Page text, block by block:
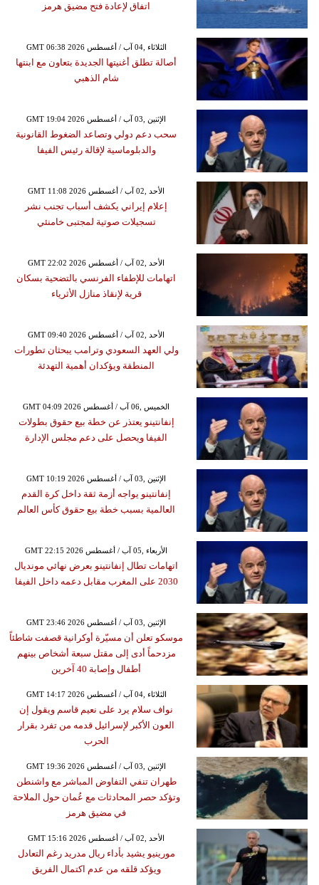
اتفاق لإعادة فتح مضيق هرمز
GMT 06:38 2026 الثلاثاء ,04 آب / أغسطس
أصالة تطلق أغنيتها الجديدة بتعاون مع ابنتها
شام الذهبي
GMT 19:04 2026 الإثنين ,03 آب / أغسطس
سحب دعم دولي وتصاعد الضغوط القانونية
والدبلوماسية لإقالة رئيس الفيفا
GMT 11:08 2026 الأحد ,02 آب / أغسطس
إعلام إيراني يكشف أسباب تجنب نشر
تسجيلات صوتية لمجتبى خامنئي
GMT 22:02 2026 الأحد ,02 آب / أغسطس
اتهامات للإطفاء الفرنسي بالتضحية بسكان
قرية لإنقاذ منازل الأثرياء
GMT 09:40 2026 الأحد ,02 آب / أغسطس
ولي العهد السعودي وترامب يبحثان تطورات
المنطقة ويؤكدان أهمية التهدئة
GMT 04:09 2026 الخميس ,06 آب / أغسطس
إنفانتينو يعتذر عن خطة بيع حقوق بطولات
الفيفا ويحصل على دعم مجلس الإدارة
GMT 10:19 2026 الإثنين ,03 آب / أغسطس
إنفانتينو يواجه أزمة ثقة داخل كرة القدم
العالمية بسبب خطة بيع حقوق كأس العالم
GMT 22:15 2026 الأربعاء ,05 آب / أغسطس
اتهامات تطال إنفانتينو بعرض نهائي مونديال
2030 على المغرب مقابل دعمه داخل الفيفا
GMT 23:46 2026 الإثنين ,03 آب / أغسطس
موسكو تعلن أن مسيّرة أوكرانية قصفت شاطئاً
مزدحماً أدى إلى مقتل سبعة أشخاص بينهم
أطفال وإصابة 40 آخرين
GMT 14:17 2026 الثلاثاء ,04 آب / أغسطس
نواف سلام يرد على نعيم قاسم ويقول إن
العون الأكبر لإسرائيل قدمه من تفرد بقرار
الحرب
GMT 19:36 2026 الإثنين ,03 آب / أغسطس
طهران تنفي التفاوض المباشر مع واشنطن
وتؤكد حصر المحادثات مع عُمان حول الملاحة
في مضيق هرمز
GMT 15:16 2026 الأحد ,02 آب / أغسطس
مورينيو يشيد بأداء ريال مدريد رغم التعادل
ويؤكد قلقه من عدم اكتمال الفريق